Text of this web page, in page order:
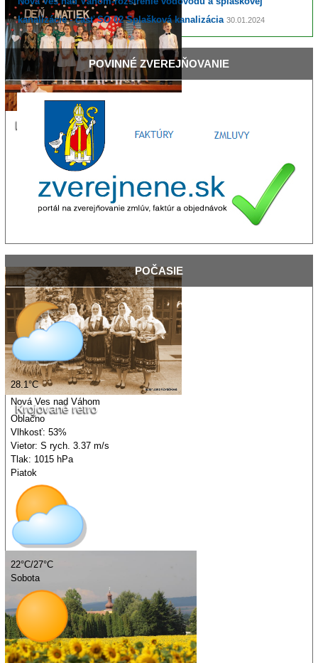
Deň matiek 2019
Krojované retro
kanalizácie - časť SO 02 Splašková kanalizácia 30.01.2024
POVINNÉ ZVEREJŇOVANIE
POČASIE
28.1°C
Nová Ves nad Váhom
Oblačno
Vlhkosť: 53%
Vietor: S rych. 3.37 m/s
Tlak: 1015 hPa
Piatok
22°C/27°C
Sobota